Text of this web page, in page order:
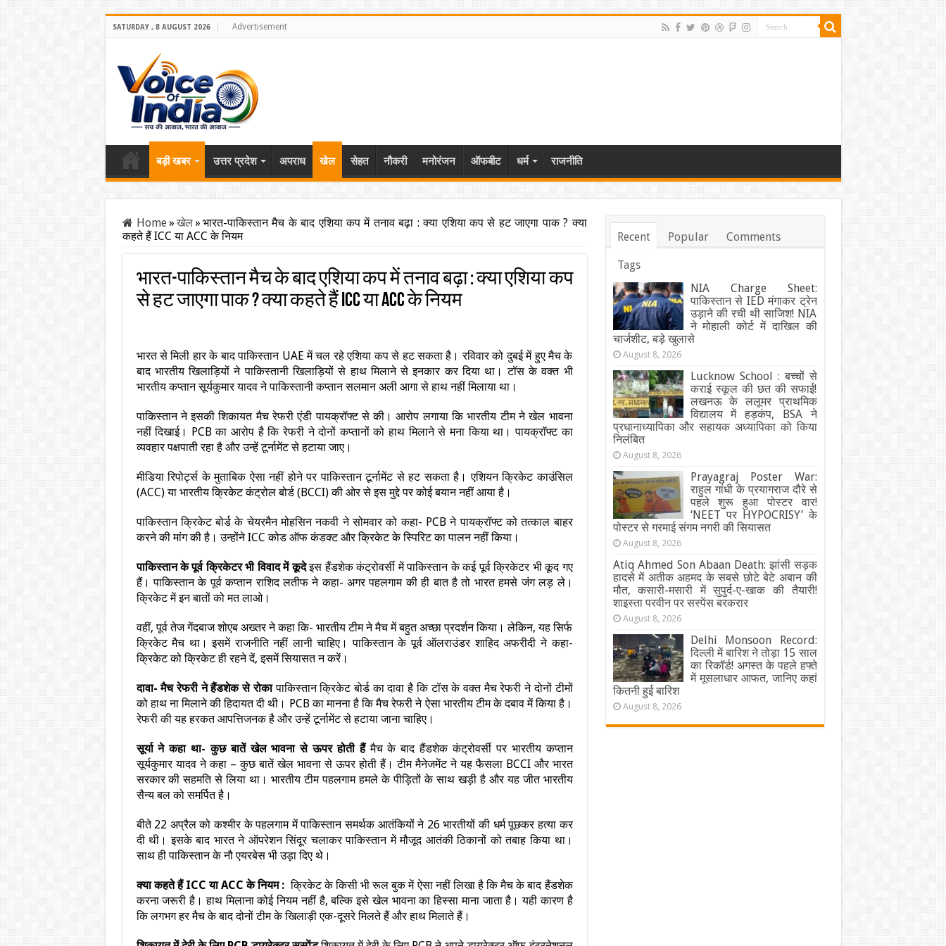
SATURDAY , 8 AUGUST 2026 Advertisement
बड़ी खबर उत्तर प्रदेश अपराध खेल सेहत नौकरी मनोरंजन ऑफबीट धर्म राजनीति
Home» खेल» भारत-पाकिस्तान मैच के बाद एशिया कप में तनाव बढ़ा : क्या एशिया कप से हट जाएगा पाक ? क्या
कहते हैं ICC या ACC के नियम
भारत-पाकिस्तान मैच के बाद एशिया कप में तनाव बढ़ा : क्या एशिया कप
से हट जाएगा पाक ? क्या कहते हैं ICC या ACC के नियम
भारत से मिली हार के बाद पाकिस्तान UAE में चल रहे एशिया कप से हट सकता है। रविवार को दुबई में हुए मैच के
बाद भारतीय खिलाड़ियों ने पाकिस्तानी खिलाड़ियों से हाथ मिलाने से इनकार कर दिया था। टॉस के वक्त भी
भारतीय कप्तान सूर्यकुमार यादव ने पाकिस्तानी कप्तान सलमान अली आगा से हाथ नहीं मिलाया था।
पाकिस्तान ने इसकी शिकायत मैच रेफरी एंडी पायक्रॉफ्ट से की। आरोप लगाया कि भारतीय टीम ने खेल भावना
नहीं दिखाई। PCB का आरोप है कि रेफरी ने दोनों कप्तानों को हाथ मिलाने से मना किया था। पायक्रॉफ्ट का
व्यवहार पक्षपाती रहा है और उन्हें टूर्नामेंट से हटाया जाए।
मीडिया रिपोर्ट्स के मुताबिक ऐसा नहीं होने पर पाकिस्तान टूर्नामेंट से हट सकता है। एशियन क्रिकेट काउंसिल
(ACC) या भारतीय क्रिकेट कंट्रोल बोर्ड (BCCI) की ओर से इस मुद्दे पर कोई बयान नहीं आया है।
पाकिस्तान क्रिकेट बोर्ड के चेयरमैन मोहसिन नकवी ने सोमवार को कहा- PCB ने पायक्रॉफ्ट को तत्काल बाहर
करने की मांग की है। उन्होंने ICC कोड ऑफ कंडक्ट और क्रिकेट के स्पिरिट का पालन नहीं किया।
पाकिस्तान के पूर्व क्रिकेटर भी विवाद में कूदेइस हैंडशेक कंट्रोवर्सी में पाकिस्तान के कई पूर्व क्रिकेटर भी कूद गए
हैं। पाकिस्तान के पूर्व कप्तान राशिद लतीफ ने कहा- अगर पहलगाम की ही बात है तो भारत हमसे जंग लड़ ले।
क्रिकेट में इन बातों को मत लाओ।
वहीं, पूर्व तेज गेंदबाज शोएब अख्तर ने कहा कि- भारतीय टीम ने मैच में बहुत अच्छा प्रदर्शन किया। लेकिन, यह सिर्फ
क्रिकेट मैच था। इसमें राजनीति नहीं लानी चाहिए। पाकिस्तान के पूर्व ऑलराउंडर शाहिद अफरीदी ने कहा-
क्रिकेट को क्रिकेट ही रहने दें, इसमें सियासत न करें।
दावा- मैच रेफरी ने हैंडशेक से रोकापाकिस्तान क्रिकेट बोर्ड का दावा है कि टॉस के वक्त मैच रेफरी ने दोनों टीमों
को हाथ ना मिलाने की हिदायत दी थी। PCB का मानना है कि मैच रेफरी ने ऐसा भारतीय टीम के दबाव में किया है।
रेफरी की यह हरकत आपत्तिजनक है और उन्हें टूर्नामेंट से हटाया जाना चाहिए।
सूर्या ने कहा था- कुछ बातें खेल भावना से ऊपर होती हैंमैच के बाद हैंडशेक कंट्रोवर्सी पर भारतीय कप्तान
सूर्यकुमार यादव ने कहा – कुछ बातें खेल भावना से ऊपर होती हैं। टीम मैनेजमेंट ने यह फैसला BCCI और भारत
सरकार की सहमति से लिया था। भारतीय टीम पहलगाम हमले के पीड़ितों के साथ खड़ी है और यह जीत भारतीय
सैन्य बल को समर्पित है।
बीते 22 अप्रैल को कश्मीर के पहलगाम में पाकिस्तान समर्थक आतंकियों ने 26 भारतीयों की धर्म पूछकर हत्या कर
दी थी। इसके बाद भारत ने ऑपरेशन सिंदूर चलाकर पाकिस्तान में मौजूद आतंकी ठिकानों को तबाह किया था।
साथ ही पाकिस्तान के नौ एयरबेस भी उड़ा दिए थे।
क्या कहते हैं ICC या ACC के नियम : क्रिकेट के किसी भी रूल बुक में ऐसा नहीं लिखा है कि मैच के बाद हैंडशेक
करना जरूरी है। हाथ मिलाना कोई नियम नहीं है, बल्कि इसे खेल भावना का हिस्सा माना जाता है। यही कारण है
कि लगभग हर मैच के बाद दोनों टीम के खिलाड़ी एक-दूसरे मिलते हैं और हाथ मिलाते हैं।
Recent Popular Comments
Tags
NIA Charge Sheet:
पाकिस्तान से IED मंगाकर ट्रेन
उड़ाने की रची थी साजिश! NIA
ने मोहाली कोर्ट में दाखिल की
चार्जशीट, बड़े खुलासे
August 8, 2026
Lucknow School : बच्चों से
कराई स्कूल की छत की सफाई!
लखनऊ के ललूमर प्राथमिक
विद्यालय में हड़कंप, BSA ने
प्रधानाध्यापिका और सहायक अध्यापिका को किया
निलंबित
August 8, 2026
Prayagraj Poster War:
राहुल गांधी के प्रयागराज दौरे से
पहले शुरू हुआ पोस्टर वार!
‘NEET पर HYPOCRISY’ के
पोस्टर से गरमाई संगम नगरी की सियासत
August 8, 2026
Atiq Ahmed Son Abaan Death: झांसी सड़क
हादसे में अतीक अहमद के सबसे छोटे बेटे अबान की
मौत, कसारी-मसारी में सुपुर्द-ए-खाक की तैयारी!
शाइस्ता परवीन पर सस्पेंस बरकरार
August 8, 2026
Delhi Monsoon Record:
दिल्ली में बारिश ने तोड़ा 15 साल
का रिकॉर्ड! अगस्त के पहले हफ्ते
में मूसलाधार आफत, जानिए कहां
कितनी हुई बारिश
August 8, 2026